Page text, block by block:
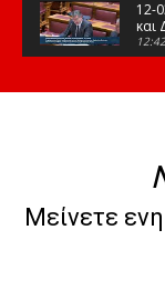
12-
και
12:42
της
08:47
10-
Μείνετε